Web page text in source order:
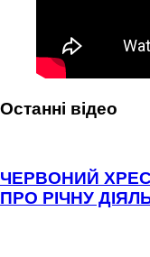
Останні відео
ЧЕРВОНИЙ
ПРО РІЧНУ